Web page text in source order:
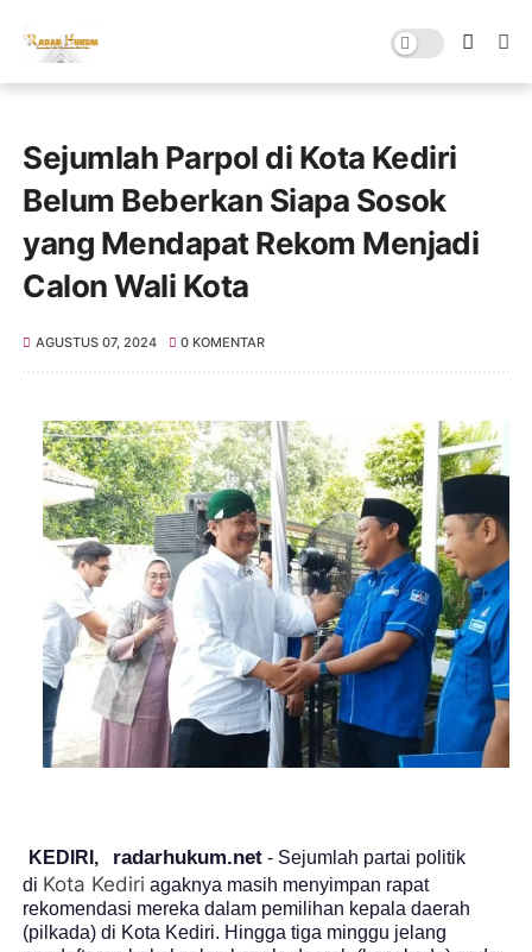
Sejumlah Parpol di Kota Kediri
Belum Beberkan Siapa Sosok
yang Mendapat Rekom Menjadi
Calon Wali Kota
AGUSTUS 07, 2024 0 KOMENTAR
KEDIRI, radarhukum.net - Sejumlah partai politik
di Kota Kediri agaknya masih menyimpan rapat
rekomendasi mereka dalam pemilihan kepala daerah
(pilkada) di Kota Kediri. Hingga tiga minggu jelang